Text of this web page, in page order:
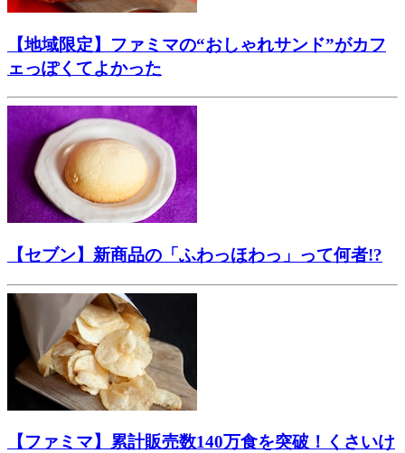
【地域限定】ファミマの“おしゃれサンド”がカフ
ェっぽくてよかった
【セブン】新商品の「ふわっほわっ」って何者!?
【ファミマ】累計販売数140万食を突破！くさいけ